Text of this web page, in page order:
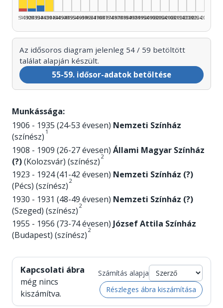
Rendező, 1925–1929: 1
Színész, 1925–1929: 5
1925–1929Szerző, 1930–1934: 1
1930–1934Szerző, 1935–1939: 2
1935–1939
1940–1944
1945–1949
1950–1954
1955–1959
1960–1964
1965–1969
1970–1974
1975–1979
1980–1984
1985–1989
1990–1994
1995–1999
2000–2004
2005–2009
2010–2014
2015–2019
2020–2024
2025–2026
Az idősoros diagram jelenleg 54 / 59 betöltött
találat alapján készült.
55-59. idősor-adatok betöltése
Munkássága:
1906 - 1935 (24-53 évesen) Nemzeti Színház
(színész) 1
1908 - 1909 (26-27 évesen) Állami Magyar Színház
(?)(Kolozsvár) (színész) 2
1923 - 1924 (41-42 évesen) Nemzeti Színház (?)
(Pécs) (színész) 2
1930 - 1931 (48-49 évesen) Nemzeti Színház (?)
(Szeged) (színész) 2
1955 - 1956 (73-74 évesen) József Attila Színház
(Budapest) (színész) 2
Kapcsolati ábra
még nincs
kiszámítva.
Számítás alapja
Részleges ábra kiszámítása